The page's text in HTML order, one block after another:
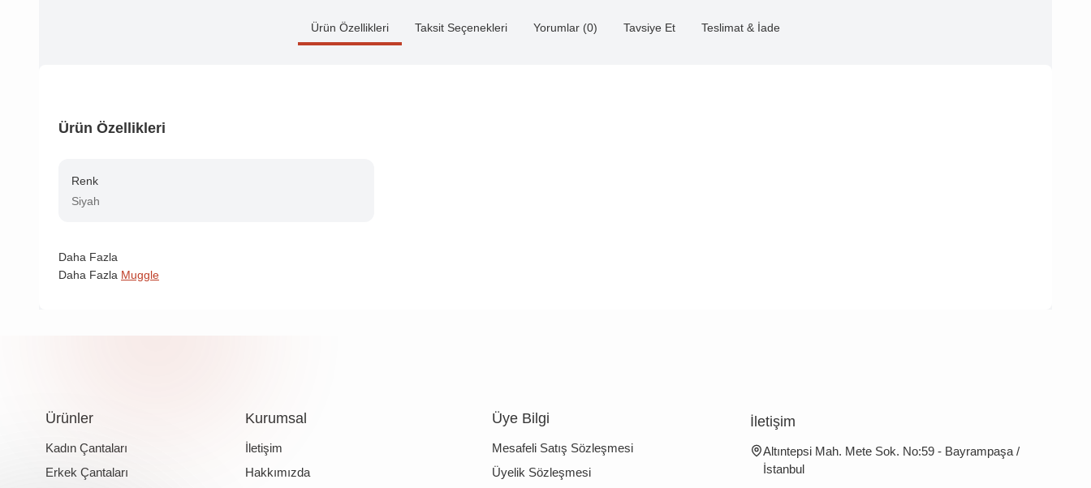
Ürün Özellikleri Taksit Seçenekleri Yorumlar (0) Tavsiye Et Teslimat & İade
Ürün Özellikleri
Renk
Siyah
Daha Fazla
Daha Fazla Muggle
Ürünler
Kadın Çantaları
Erkek Çantaları
Kurumsal
İletişim
Hakkımızda
Üye Bilgi
Mesafeli Satış Sözleşmesi
Üyelik Sözleşmesi
İletişim
Altıntepsi Mah. Mete Sok. No:59 - Bayrampaşa /
İstanbul